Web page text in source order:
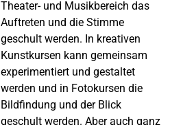
Theater- und Musikbereich das
Auftreten und die Stimme
geschult werden. In kreativen
Kunstkursen kann gemeinsam
experimentiert und gestaltet
werden und in Fotokursen die
Bildfindung und der Blick
geschult werden. Aber auch ganz